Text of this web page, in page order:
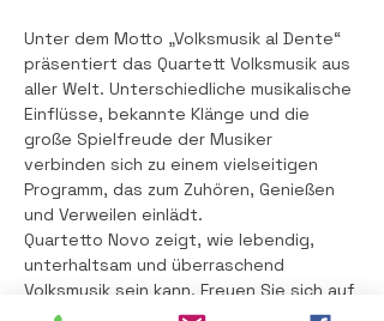
Unter dem Motto „Volksmusik al Dente“
präsentiert das Quartett Volksmusik aus
aller Welt. Unterschiedliche musikalische
Einflüsse, bekannte Klänge und die
große Spielfreude der Musiker
verbinden sich zu einem vielseitigen
Programm, das zum Zuhören, Genießen
und Verweilen einlädt.
Quartetto Novo zeigt, wie lebendig,
unterhaltsam und überraschend
Volksmusik sein kann. Freuen Sie sich auf
einen stimmungsvollen Abend, gute